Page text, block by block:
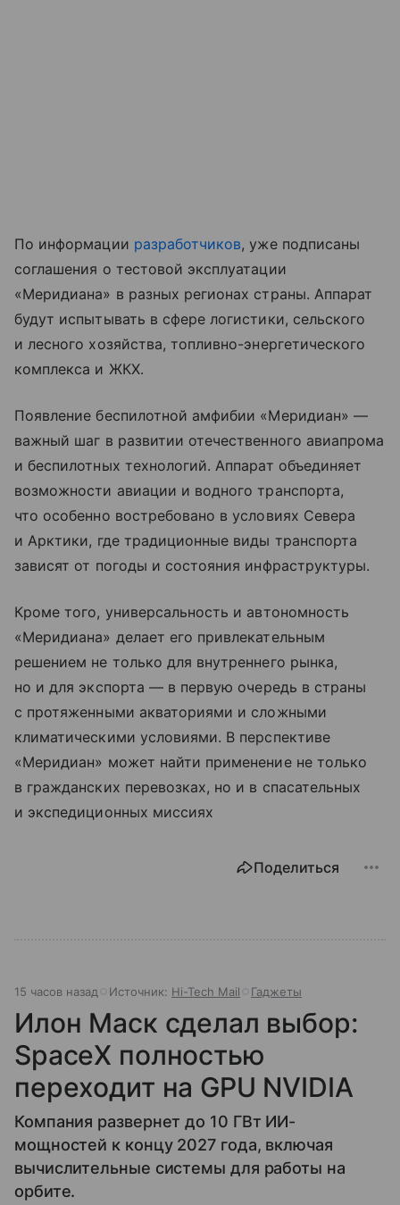
По информации разработчиков, уже подписаны
соглашения о тестовой эксплуатации
«Меридиана» в разных регионах страны. Аппарат
будут испытывать в сфере логистики, сельского
и лесного хозяйства, топливно-энергетического
комплекса и ЖКХ.
Появление беспилотной амфибии «Меридиан» —
важный шаг в развитии отечественного авиапрома
и беспилотных технологий. Аппарат объединяет
возможности авиации и водного транспорта,
что особенно востребовано в условиях Севера
и Арктики, где традиционные виды транспорта
зависят от погоды и состояния инфраструктуры.
Кроме того, универсальность и автономность
«Меридиана» делает его привлекательным
решением не только для внутреннего рынка,
но и для экспорта — в первую очередь в страны
с протяженными акваториями и сложными
климатическими условиями. В перспективе
«Меридиан» может найти применение не только
в гражданских перевозках, но и в спасательных
и экспедиционных миссиях
Поделиться
15 часов назад Источник: Hi-Tech Mail Гаджеты
Илон Маск сделал выбор:
SpaceX полностью
переходит на GPU NVIDIA
Компания развернет до 10 ГВт ИИ-
мощностей к концу 2027 года, включая
вычислительные системы для работы на
орбите.